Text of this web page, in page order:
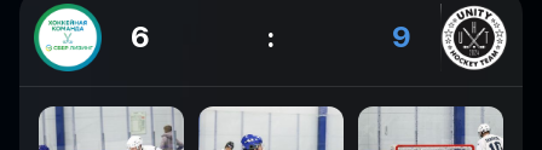
6 : 9